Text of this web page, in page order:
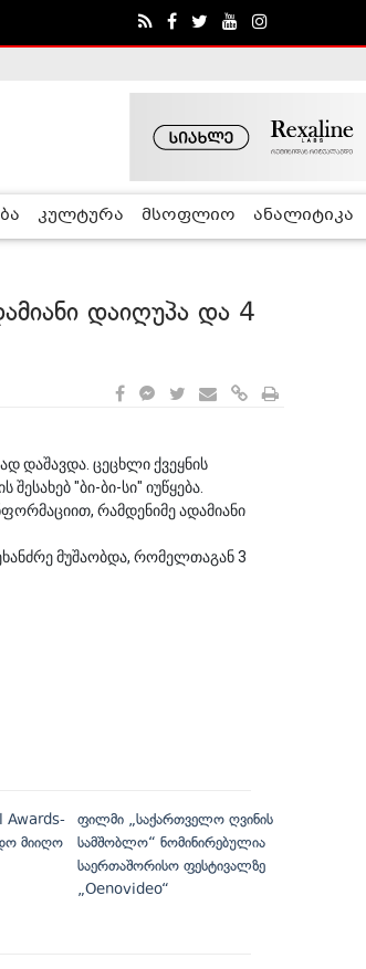
კულტურა მსოფლიო ანალიტიკა
დაიღუპა და 4
დაშავდა. ცეცხლი ქვეყნის
"ბი-ბი-სი" იუწყება.
რამდენიმე ადამიანი
მუშაობდა, რომელთაგან 3
Awards-
მიიღო
ფილმი „საქართველო ღვინის
სამშობლო“ ნომინირებულია
საერთაშორისო ფესტივალზე
„Oenovideo“